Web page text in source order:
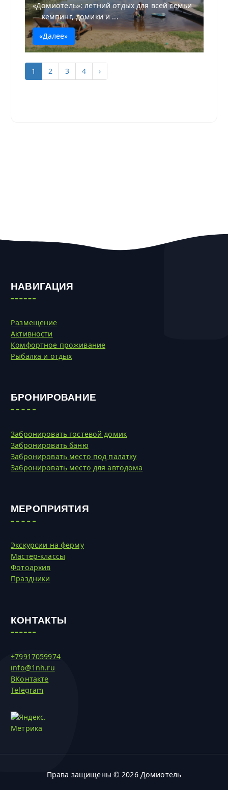
«Домиотель»: летний отдых для всей семьи
— кемпинг, домики и ...
«Далее»
1 2 3 4 ›
НАВИГАЦИЯ
Размещение
Активности
Комфортное проживание
Рыбалка и отдых
БРОНИРОВАНИЕ
Забронировать гостевой домик
Забронировать баню
Забронировать место под палатку
Забронировать место для автодома
МЕРОПРИЯТИЯ
Экскурсии на ферму
Мастер-классы
Фотоархив
Праздники
КОНТАКТЫ
+79917059974
info@1nh.ru
ВКонтакте
Telegram
Права защищены © 2026 Домиотель